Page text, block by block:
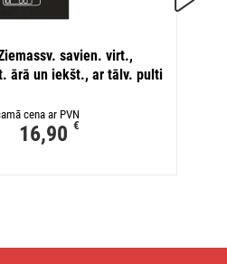
savien. virt.,
ārā un iekšt., ar tālv. pulti
cena ar PVN
16,90 €